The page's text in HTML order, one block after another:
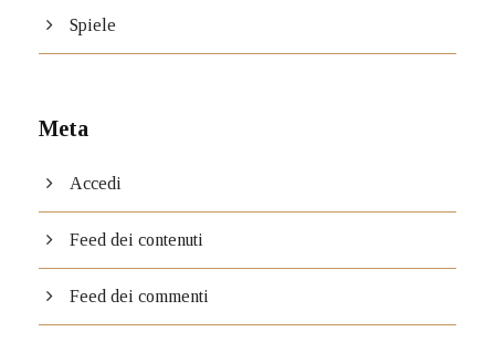
Spiele
Meta
Accedi
Feed dei contenuti
Feed dei commenti